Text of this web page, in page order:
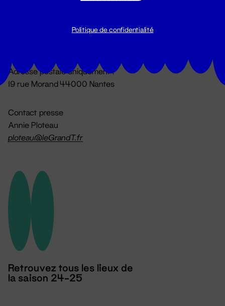
Du lundi au vendredi 14h → 18h
Adresse postale uniquement :
19 rue Morand 44000 Nantes
Contact presse
Annie Ploteau
ploteau@leGrandT.fr
Retrouvez tous les lieux de
la saison 24-25
Politique de confidentialité